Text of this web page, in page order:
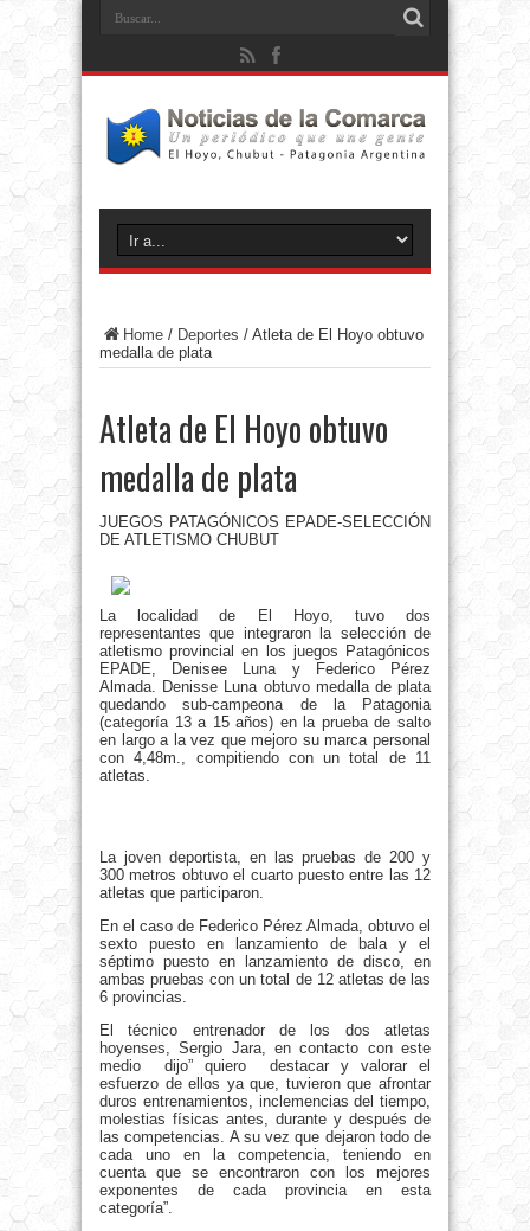
Home / Deportes / Atleta de El Hoyo obtuvo
medalla de plata
Atleta de El Hoyo obtuvo
medalla de plata
JUEGOS PATAGÓNICOS EPADE-SELECCIÓN
DE ATLETISMO CHUBUT
La localidad de El Hoyo, tuvo dos
representantes que integraron la selección de
atletismo provincial en los juegos Patagónicos
EPADE, Denisee Luna y Federico Pérez
Almada. Denisse Luna obtuvo medalla de plata
quedando sub-campeona de la Patagonia
(categoría 13 a 15 años) en la prueba de salto
en largo a la vez que mejoro su marca personal
con 4,48m., compitiendo con un total de 11
atletas.
La joven deportista, en las pruebas de 200 y
300 metros obtuvo el cuarto puesto entre las 12
atletas que participaron.
En el caso de Federico Pérez Almada, obtuvo el
sexto puesto en lanzamiento de bala y el
séptimo puesto en lanzamiento de disco, en
ambas pruebas con un total de 12 atletas de las
6 provincias.
El técnico entrenador de los dos atletas
hoyenses, Sergio Jara, en contacto con este
medio dijo” quiero destacar y valorar el
esfuerzo de ellos ya que, tuvieron que afrontar
duros entrenamientos, inclemencias del tiempo,
molestias físicas antes, durante y después de
las competencias. A su vez que dejaron todo de
cada uno en la competencia, teniendo en
cuenta que se encontraron con los mejores
exponentes de cada provincia en esta
categoría”.